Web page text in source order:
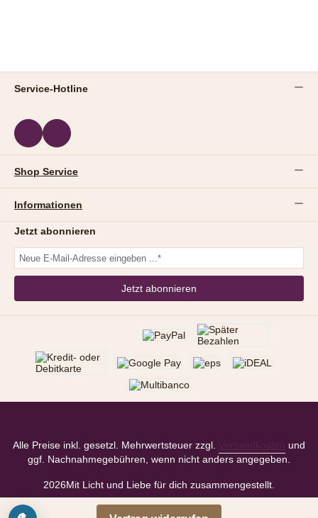
Service-Hotline
Shop Service
Informationen
Jetzt abonnieren
Jetzt abonnieren
Alle Preise inkl. gesetzl. Mehrwertsteuer zzgl. Versandkosten
und
ggf. Nachnahmegebühren, wenn nicht anders angegeben.
2026Mit Licht und Liebe für dich zusammengestellt.